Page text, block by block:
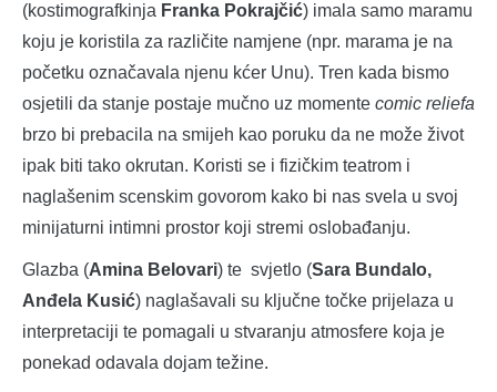
(kostimografkinja Franka Pokrajčić) imala samo maramu
koju je koristila za različite namjene (npr. marama je na
početku označavala njenu kćer Unu). Tren kada bismo
osjetili da stanje postaje mučno uz momente comic reliefa
brzo bi prebacila na smijeh kao poruku da ne može život
ipak biti tako okrutan. Koristi se i fizičkim teatrom i
naglašenim scenskim govorom kako bi nas svela u svoj
minijaturni intimni prostor koji stremi oslobađanju.
Glazba (Amina Belovari) te svjetlo (Sara Bundalo,
Anđela Kusić) naglašavali su ključne točke prijelaza u
interpretaciji te pomagali u stvaranju atmosfere koja je
ponekad odavala dojam težine.